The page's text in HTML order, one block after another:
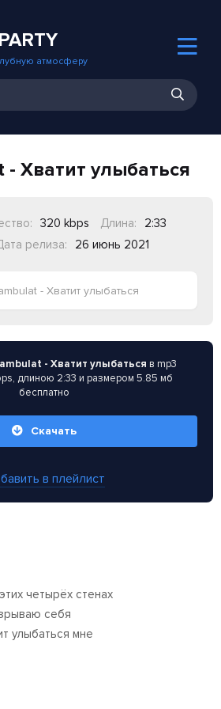
PARTY
атмосферу
- Хватит улыбаться
320 kbps Длина:
2:33
релиза: 26 июнь 2021
- Хватит улыбаться
- Хватит улыбаться в mp3
длиною 2:33 и размером 5.85 мб
бесплатно
Скачать
в плейлист
четырёх стенах
себя
улыбаться мне